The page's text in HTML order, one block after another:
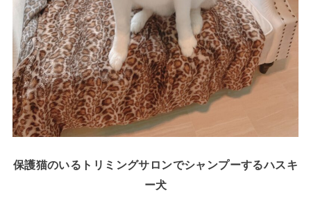
保護猫のいるトリミングサロンでシャンプーするハスキ
ー犬